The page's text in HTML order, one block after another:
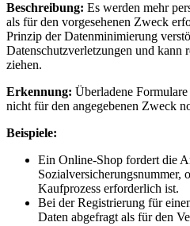
Beschreibung: Es werden mehr
als für den vorgesehenen Zweck
Prinzip der Datenminimierung
Datenschutzverletzungen und kann
ziehen.
Erkennung: Überladene
nicht für den angegebenen Zweck
Beispiele:
Ein Online-Shop fordert die
Sozialversicherungsnummer,
Kaufprozess erforderlich ist.
Bei der Registrierung für
Daten abgefragt als für den